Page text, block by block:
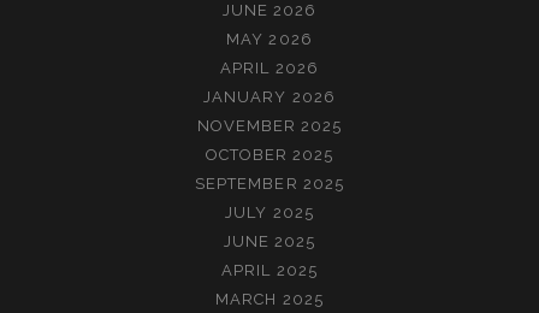
JUNE 2026
MAY 2026
APRIL 2026
JANUARY 2026
NOVEMBER 2025
OCTOBER 2025
SEPTEMBER 2025
JULY 2025
JUNE 2025
APRIL 2025
MARCH 2025